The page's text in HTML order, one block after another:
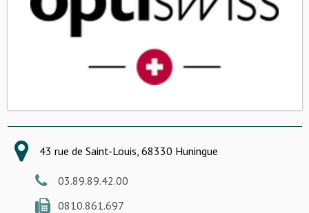
43 rue de Saint-Louis, 68330 Huningue
03.89.89.42.00
0810.861.697